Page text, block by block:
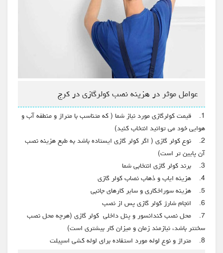
عوامل موثر در هزینه نصب کولرگازی در کرج
1. قیمت کولرگازی مورد نیاز شما ( که متناسب با متراژ و منطقه آب و
هوایی خود می توانید انتخاب کنید)
2. نوع کولر گازی ( اگر کولر گازی ایستاده باشد به طبع هزینه نصب
آن پایین تر است)
3. برند کولر گازی انتخابی شما
4. هزینه ایاب و ذهاب نصاب کولر گازی
5. هزینه سوراخکاری و سایر کارهای جانبی
6. انجام شارژ کولر گازی پس از نصب
7. محل نصب کندانسور و پنل داخلی کولر گازی (هرچه محل نصب
سختتر باشد، نیازمند زمان و میزان کار بیشتری است)
8. متراژ و نوع لوله مورد استفاده برای لوله کشی اسپیلت